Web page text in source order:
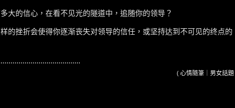
大的信心，在看不见光的隧道中，追随你的领导？
的挫折会使得你逐渐丧失对领导的信任，或坚持达到不可见的终点的
( 心情隨筆 男女話題